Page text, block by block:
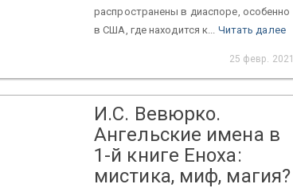
распространены в диаспоре, особенно
в США, где находится к... Читать далее
25 февр. 2021
И.С. Вевюрко.
Ангельские имена в
1-й книге Еноха:
мистика, миф, магия?